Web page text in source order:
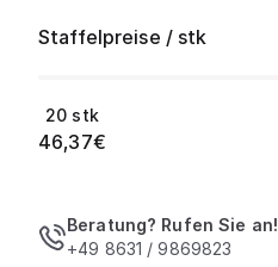
Staffelpreise / stk
20 stk
46,37€
Beratung? Rufen Sie an!
+49 8631 / 9869823